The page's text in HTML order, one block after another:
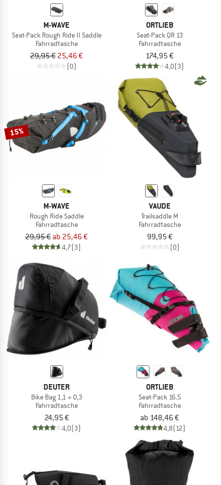
M-WAVE
Seat-Pack Rough Ride II Saddle
Fahrradtasche
29,95 € 25,46 €
(0)
ORTLIEB
Seat-Pack QR 13
Fahrradtasche
174,95 €
4,0(3)
15%
M-WAVE
Rough Ride Saddle
Fahrradtasche
29,95 € ab 25,46 €
4,7(3)
VAUDE
Trailsaddle M
Fahrradtasche
99,95 €
(0)
DEUTER
Bike Bag 1,1 + 0,3
Fahrradtasche
24,95 €
4,0(3)
ORTLIEB
Seat-Pack 16.5
Fahrradtasche
ab 148,46 €
4,8(12)